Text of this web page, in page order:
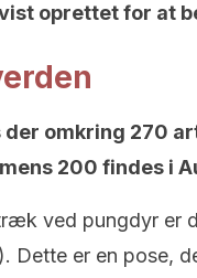
oprettet for at
der omkring 270
200 findes i
ved pungdyr er
Dette er en pose,